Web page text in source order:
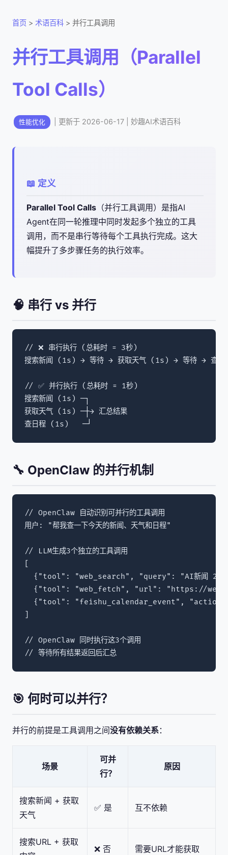
首页 > 术语百科 > 并行工具调用
并行工具调用（Parallel
Tool Calls）
性能优化 | 更新于 2026-06-17 | 妙趣AI术语百科
📖 定义
Parallel Tool Calls （并行工具调用）是指AI
Agent在同一轮推理中同时发起多个独立的工具
调用，而不是串行等待每个工具执行完成。这大
幅提升了多步骤任务的执行效率。
🧠 串行 vs 并行
// ❌ 串行执行 (总耗时 = 3秒)
搜索新闻 (1s) → 等待 → 获取天气 (1s) → 等待 → 查
// ✅ 并行执行 (总耗时 = 1秒)
搜索新闻 (1s) ─┐
获取天气 (1s) ─┼→ 汇总结果
查日程 (1s)   ─┘
🔧 OpenClaw 的并行机制
// OpenClaw 自动识别可并行的工具调用
用户: "帮我查一下今天的新闻、天气和日程"
// LLM生成3个独立的工具调用
{"tool": "web_search", "query": "AI新闻
{"tool": "web_fetch", "url": "https://
{"tool": "feishu_calendar_event",
// OpenClaw 同时执行这3个调用
// 等待所有结果返回后汇总
🎯 何时可以并行？
并行的前提是工具调用之间没有依赖关系：
场景
可并
行？
原因
搜索新闻 + 获取
天气
✅ 是 互不依赖
搜索URL + 获取
❌ 否 需要URL才能获取